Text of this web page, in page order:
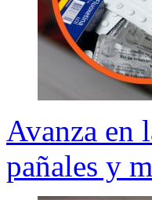
Avanza en
pañales y